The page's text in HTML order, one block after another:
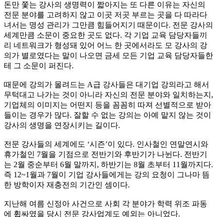
돈만 쫓는 강사의 생명력이 짧아지는 또 다른 이유는 자신의
전문 분야를 고려하지 않고 이곳 저곳 부르는 곳을 다 따라다
녀서는 명성 관리가 그만큼 힘들어지기 때문이다. 전문 강사의
세계만큼 소문이 중요한 곳도 없다. 각 기업 교육 담당자들끼
리 네트워크가 형성돼 있어 어느 한 곳에서라도 모 강사의 강
의가 별로였다는 말이 나오면 금세 모든 기업 교육 담당자들한
테 그 소문이 퍼진다.
때문에 강의가 몰려드는 A급 강사들은 대기업 강의라고 해서
무턱대고 나가는 것이 아니라 자신의 전문 분야와 일치하는지,
기업체의 이미지는 어떤지 등을 꼼꼼히 따져 선별적으로 받아
들이는 경우가 많다. 잘할 수 없는 강의는 아예 맡지 않는 것이
강사의 생명을 연장시키는 길이다.
전문 강사들의 세계에도 ‘시즌’이 있다. 인사철인 연말연시와
휴가철인 7월을 기점으로 전반기와 후반기가 나뉜다. 전반기
는 2월 중순부터 6월 말까지, 하반기는 8월 초부터 11월까지다.
즉 12~1월과 7월이 기업 강사들에게는 강의 요청이 그나마 뜸
한 방학이자 재충전의 기간인 셈이다.
지난해 여름 신정아 사건으로 사회 각 분야가 학력 위조 파동
에 휩싸였을 당시 전문 강사업계도 예외는 아니었다.